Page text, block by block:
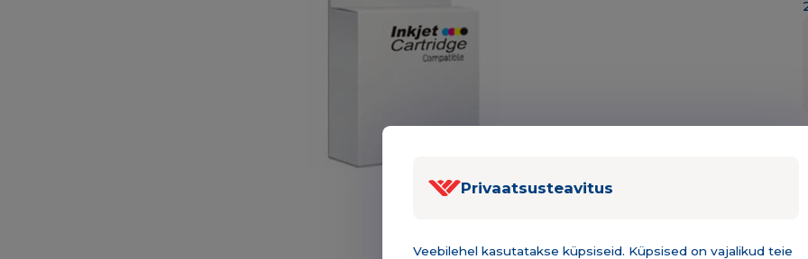
Privaatsusteavitus
Veebilehel kasutatakse küpsiseid. Küpsised on vajalikud teie